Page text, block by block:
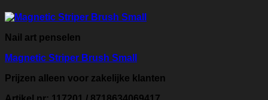
Nail art penselen
Magnetic Striper Brush Small
Prijzen alleen voor zakelijke klanten